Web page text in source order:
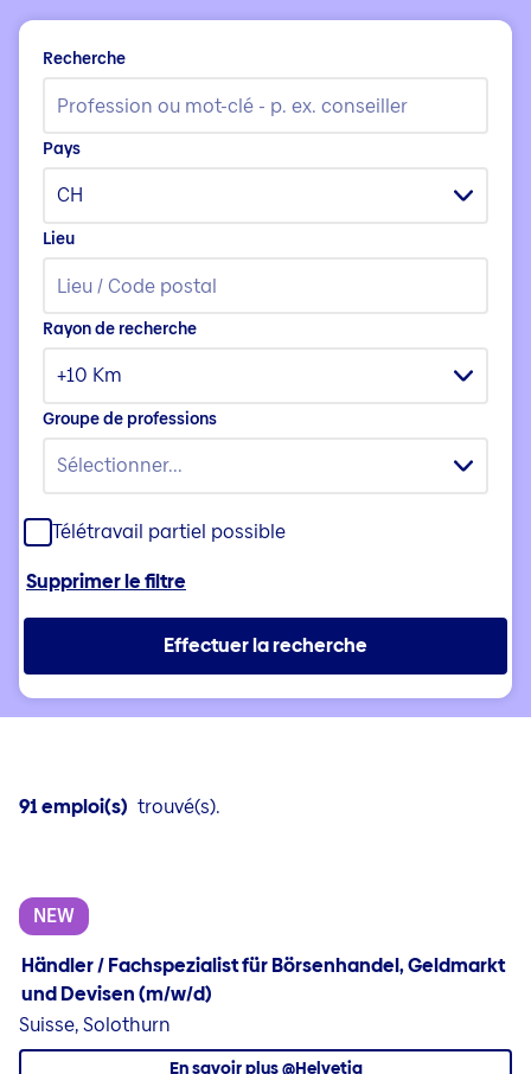
Recherche
Pays
CH
Lieu
Rayon de recherche
+10 Km
Groupe de professions
Sélectionner...
Télétravail partiel possible
Supprimer le filtre
Effectuer la recherche
91 emploi(s) trouvé(s).
NEW
Händler / Fachspezialist für Börsenhandel, Geldmarkt
und Devisen (m/w/d)
Suisse, Solothurn
En savoir plus @Helvetia